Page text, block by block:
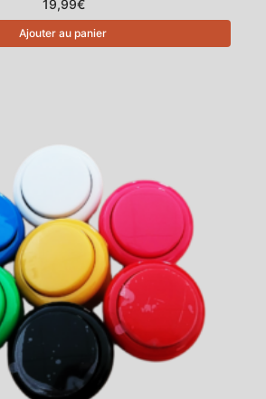
19,99€
Ajouter au panier